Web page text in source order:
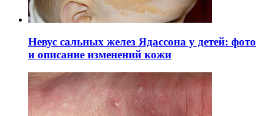
Невус сальных желез Ядассона у детей: фото
и описание изменений кожи